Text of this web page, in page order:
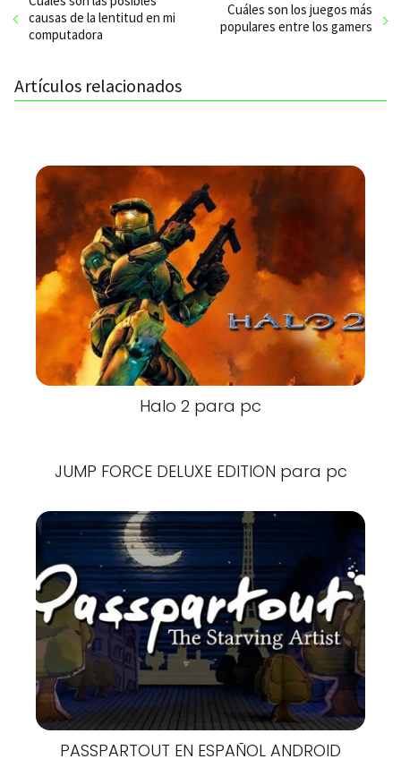
causas de la lentitud en mi
computadora
Cuáles son los juegos más
populares entre los gamers
Artículos relacionados
Halo 2 para pc
JUMP FORCE DELUXE EDITION para pc
PASSPARTOUT EN ESPAÑOL ANDROID